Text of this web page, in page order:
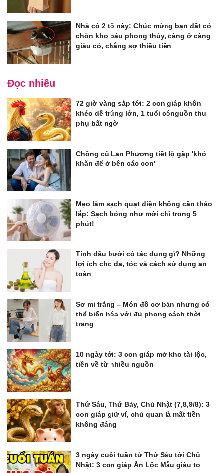
Nhà có 2 tổ này: Chúc mừng bạn đất có
chôn kho báu phong thủy, càng ở càng
giàu có, chẳng sợ thiếu tiền
Đọc nhiều
72 giờ vàng sắp tới: 2 con giáp khôn
khéo dễ trúng lớn, 1 tuổi cónguồn thu
phụ bất ngờ
Chồng cũ Lan Phương tiết lộ gặp 'khó
khăn để ở bên các con'
Mẹo làm sạch quạt điện không cần tháo
lắp: Sạch bóng như mới chỉ trong 5
phút!
Tinh dầu bưởi có tác dụng gì? Những
lợi ích cho da, tóc và cách sử dụng an
toàn
Sơ mi trắng – Món đồ cơ bản nhưng có
thể biến hóa với đủ phong cách thời
trang
10 ngày tới: 3 con giáp mở kho tài lộc,
tiền về từ nhiều nguồn
Thứ Sáu, Thứ Bảy, Chủ Nhật (7,8,9/8): 3
con giáp giữ ví, chủ quan là mất tiền
không đáng
3 ngày cuối tuần từ Thứ Sáu tới Chủ
Nhật: 3 con giáp Ăn Lộc Mẫu giàu to